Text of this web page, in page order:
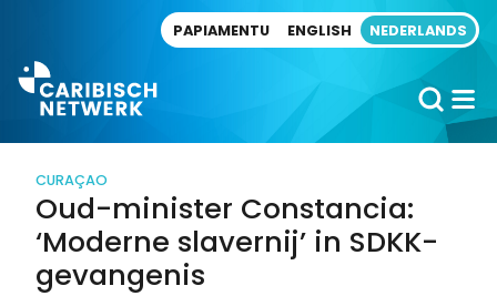
PAPIAMENTU ENGLISH NEDERLANDS
CURAÇAO
Oud-minister Constancia:
‘Moderne slavernij’ in SDKK-
gevangenis